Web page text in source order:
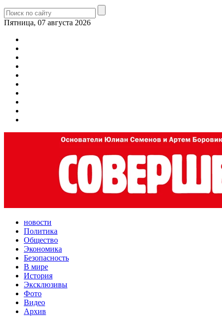
Пятница, 07 августа 2026
новости
Политика
Общество
Экономика
Безопасность
В мире
История
Эксклюзивы
Фото
Видео
Архив